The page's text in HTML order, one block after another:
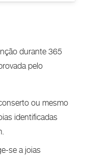
durante 365
pelo
ou mesmo
identificadas
se a joias